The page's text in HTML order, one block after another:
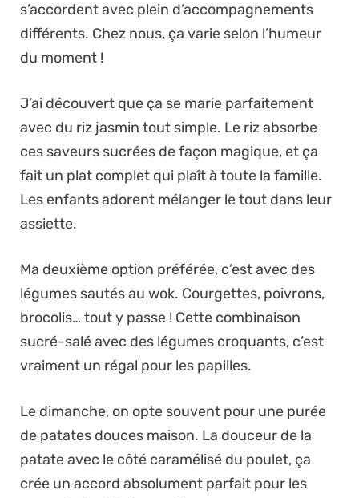
s’accordent avec plein d’accompagnements
différents. Chez nous, ça varie selon l’humeur
du moment !
J’ai découvert que ça se marie parfaitement
avec du riz jasmin tout simple. Le riz absorbe
ces saveurs sucrées de façon magique, et ça
fait un plat complet qui plaît à toute la famille.
Les enfants adorent mélanger le tout dans leur
assiette.
Ma deuxième option préférée, c’est avec des
légumes sautés au wok. Courgettes, poivrons,
brocolis… tout y passe ! Cette combinaison
sucré-salé avec des légumes croquants, c’est
vraiment un régal pour les papilles.
Le dimanche, on opte souvent pour une purée
de patates douces maison. La douceur de la
patate avec le côté caramélisé du poulet, ça
crée un accord absolument parfait pour les